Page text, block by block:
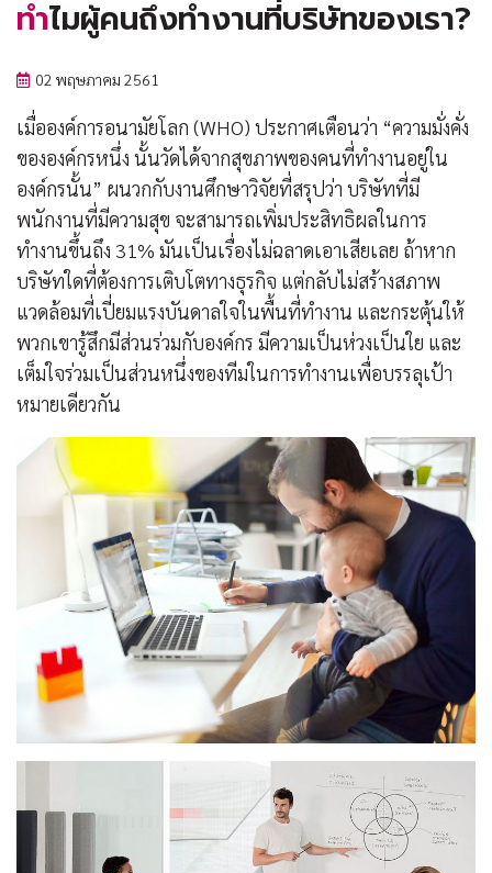
ทำไมผู้คนถึงทำงานที่บริษัทของเรา?
02 พฤษภาคม 2561
เมื่อองค์การอนามัยโลก (WHO) ประกาศเตือนว่า “ความมั่งคั่ง
ขององค์กรหนึ่ง นั้นวัดได้จากสุขภาพของคนที่ทำงานอยู่ใน
องค์กรนั้น” ผนวกกับงานศึกษาวิจัยที่สรุปว่า บริษัทที่มี
พนักงานที่มีความสุข จะสามารถเพิ่มประสิทธิผลในการ
ทำงานขึ้นถึง 31% มันเป็นเรื่องไม่ฉลาดเอาเสียเลย ถ้าหาก
บริษัทใดที่ต้องการเติบโตทางธุรกิจ แต่กลับไม่สร้างสภาพ
แวดล้อมที่เปี่ยมแรงบันดาลใจในพื้นที่ทำงาน และกระตุ้นให้
พวกเขารู้สึกมีส่วนร่วมกับองค์กร มีความเป็นห่วงเป็นใย และ
เต็มใจร่วมเป็นส่วนหนึ่งของทีมในการทำงานเพื่อบรรลุเป้า
หมายเดียวกัน